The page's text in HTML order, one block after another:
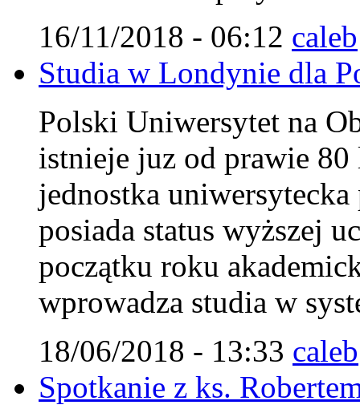
16/11/2018 - 06:12 caleb
Studia w Londynie dla
Polski Uniwersytet na
istnieje juz od prawie 80
jednostka
posiada status wyższej
początku roku
wprowadza studia w
18/06/2018 - 13:33 caleb
Spotkanie z ks.